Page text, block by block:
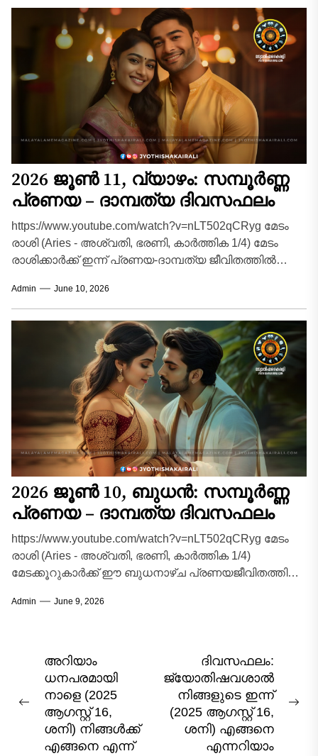
2026 ജൂൺ 11, വ്യാഴം: സമ്പൂർണ്ണ
പ്രണയ – ദാമ്പത്യ ദിവസഫലം
https://www.youtube.com/watch?v=nLT502qCRyg മേടം
രാശി (Aries - അശ്വതി, ഭരണി, കാർത്തിക 1/4) മേടം
രാശിക്കാർക്ക് ഇന്ന് പ്രണയ-ദാമ്പത്യ ജീവിതത്തിൽ
പങ്കാളിയോട് സംസാരിക്കുമ്പോൾ...
Admin June 10, 2026
2026 ജൂൺ 10, ബുധൻ: സമ്പൂർണ്ണ
പ്രണയ – ദാമ്പത്യ ദിവസഫലം
https://www.youtube.com/watch?v=nLT502qCRyg മേടം
രാശി (Aries - അശ്വതി, ഭരണി, കാർത്തിക 1/4)
മേടക്കൂറുകാർക്ക് ഈ ബുധനാഴ്ച പ്രണയജീവിതത്തിൽ
ദിവസമാണ്. ദാമ്പത്യ ജീവിതത്തിൽ...
Admin June 9, 2026
Post
navigation
Previous
post:
അറിയാം
ധനപരമായി
നാളെ (2025
ആഗസ്റ്റ് 16,
ശനി) നിങ്ങൾക്ക്
എങ്ങനെ എന്ന്
ദിവസഫലം:
ജ്യോതിഷവശാൽ
നിങ്ങളുടെ ഇന്ന്‌
(2025 ആഗസ്റ്റ് 16,
ശനി) എങ്ങനെ
എന്നറിയാം